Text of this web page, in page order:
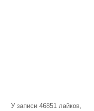
У записи 46851 лайков,